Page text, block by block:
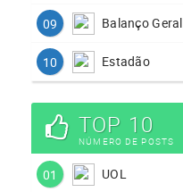
09 Balanço Geral
10 Estadão
TOP 10
NÚMERO DE POSTS
01 UOL